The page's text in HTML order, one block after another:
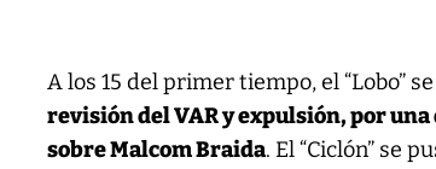
A los 15 del primer tiempo, el “Lobo”
revisión del VAR y expulsión, por
sobre Malcom Braida. El “Ciclón” se